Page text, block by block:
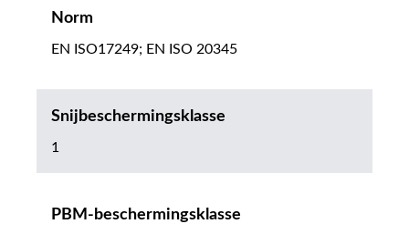
Norm
EN ISO17249; EN ISO 20345
Snijbeschermingsklasse
1
PBM-beschermingsklasse